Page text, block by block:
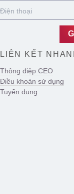
LIÊN KẾT
Thông điệp CEO
Điều khoản sử dụng
Tuyển dụng